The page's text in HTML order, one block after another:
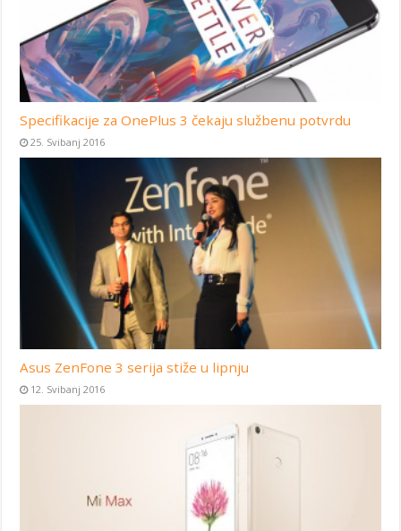
Specifikacije za OnePlus 3 čekaju službenu potvrdu
25. Svibanj 2016
Asus ZenFone 3 serija stiže u lipnju
12. Svibanj 2016